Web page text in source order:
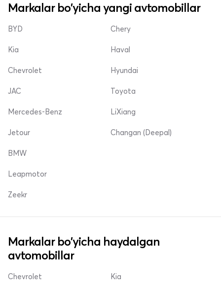
Markalar bo'yicha yangi avtomobillar
BYD
Kia
Chevrolet
Chery
Haval
Hyundai
JAC
Mercedes-Benz
Jetour
Toyota
LiXiang
Changan (Deepal)
BMW
Leapmotor
Zeekr
Markalar bo'yicha haydalgan
avtomobillar
Chevrolet Kia